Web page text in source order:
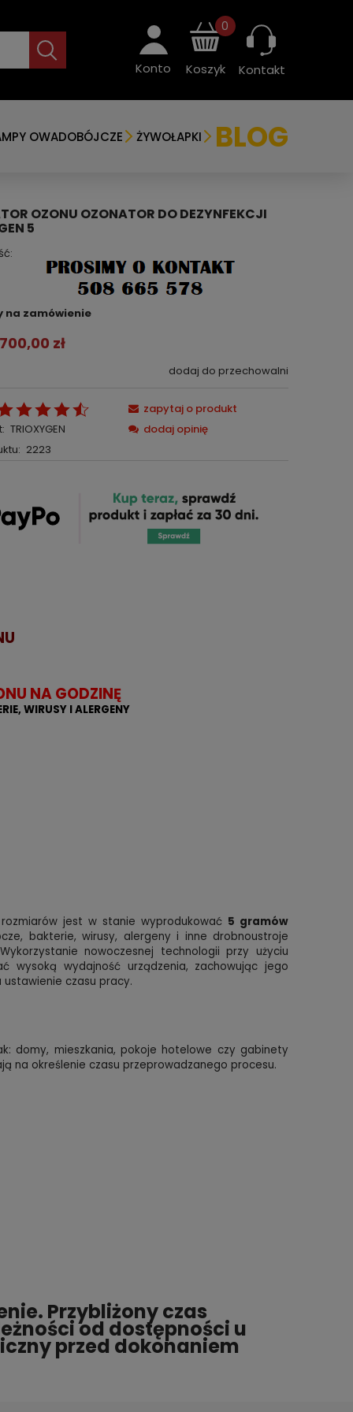
Konto Koszyk
0
Kontakt
OWADOBÓJCZE ŻYWOŁAPKI BLOG
OZONU OZONATOR DO DEZYNFEKCJI
5
na zamówienie
zł
dodaj do przechowalni
TRIOXYGEN
2223
zapytaj o produkt
dodaj opinię
NA GODZINĘ
WIRUSY I ALERGENY
jest w stanie wyprodukować 5 gramów
bakterie, wirusy, alergeny i inne drobnoustroje
nowoczesnej technologii przy użyciu
wysoką wydajność urządzenia, zachowując jego
czasu pracy.
domy, mieszkania, pokoje hotelowe czy gabinety
na określenie czasu przeprowadzanego procesu.
Przybliżony czas
od dostępności u
przed dokonaniem